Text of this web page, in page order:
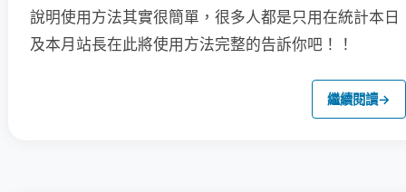
說明使用方法其實很簡單，很多人都是只用在統計本日
及本月站長在此將使用方法完整的告訴你吧！！
繼續閱讀→